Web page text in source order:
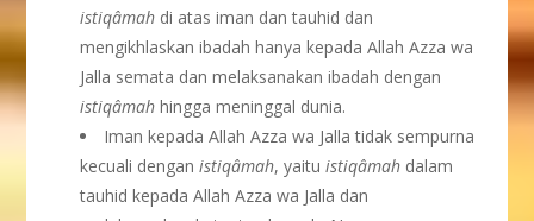
istiqâmah di atas iman dan tauhid dan
mengikhlaskan ibadah hanya kepada Allah Azza wa
Jalla semata dan melaksanakan ibadah dengan
istiqâmah hingga meninggal dunia.
Iman kepada Allah Azza wa Jalla tidak sempurna
kecuali denganistiqâmah, yaituistiqâmah dalam
tauhid kepada Allah Azza wa Jalla dan